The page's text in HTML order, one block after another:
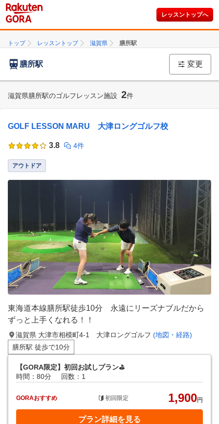
レッスントップへ
トップ レッスントップ 滋賀県 膳所駅
膳所駅 変更
滋賀県膳所駅のゴルフレッスン施設 2件
GOLF LESSON MARU 大津ロングゴルフ校
3.8 4件
アウトドア
東海道本線膳所駅徒歩10分 永遠にリーズナブルだから
ずっと上手くなれる！！
滋賀県 大津市相模町4-1 大津ロングゴルフ (地図・経路)
膳所駅 徒歩で10分
【GORA限定】初回お試しプラン⛳
時間：80分
回数：1
GORAおすすめ 初回限定 1,900円
プラン詳細を見る